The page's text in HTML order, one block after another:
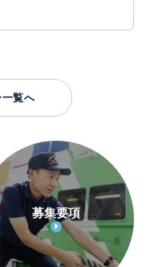
覧へ
募集要項